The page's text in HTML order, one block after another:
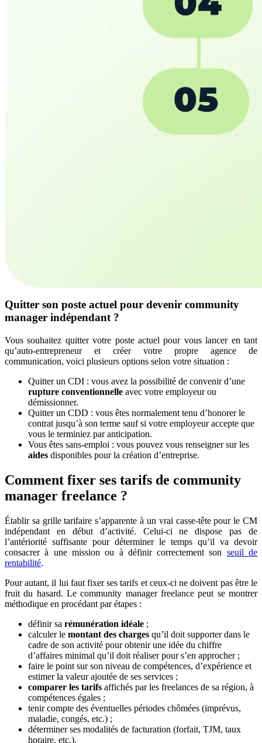
Quitter son poste actuel pour devenir community
manager indépendant ?
Vous souhaitez quitter votre poste actuel pour vous lancer en tant
qu’auto-entrepreneur et créer votre propre agence de
communication, voici plusieurs options selon votre situation :
Quitter un CDI : vous avez la possibilité de convenir d’une
rupture conventionnelle avec votre employeur ou
démissionner.
Quitter un CDD : vous êtes normalement tenu d’honorer le
contrat jusqu’à son terme sauf si votre employeur accepte que
vous le terminiez par anticipation.
Vous êtes sans-emploi : vous pouvez vous renseigner sur les
aides disponibles pour la création d’entreprise.
Comment fixer ses tarifs de community
manager freelance ?
Établir sa grille tarifaire s’apparente à un vrai casse-tête pour le CM
indépendant en début d’activité. Celui-ci ne dispose pas de
l’antériorité suffisante pour déterminer le temps qu’il va devoir
consacrer à une mission ou à définir correctement son seuil de
rentabilité.
Pour autant, il lui faut fixer ses tarifs et ceux-ci ne doivent pas être le
fruit du hasard. Le community manager freelance peut se montrer
méthodique en procédant par étapes :
définir sa rémunération idéale ;
calculer le montant des charges qu’il doit supporter dans le
cadre de son activité pour obtenir une idée du chiffre
d’affaires minimal qu’il doit réaliser pour s’en approcher ;
faire le point sur son niveau de compétences, d’expérience et
estimer la valeur ajoutée de ses services ;
comparer les tarifs affichés par les freelances de sa région, à
compétences égales ;
tenir compte des éventuelles périodes chômées (imprévus,
maladie, congés, etc.) ;
déterminer ses modalités de facturation (forfait, TJM, taux
horaire, etc.).